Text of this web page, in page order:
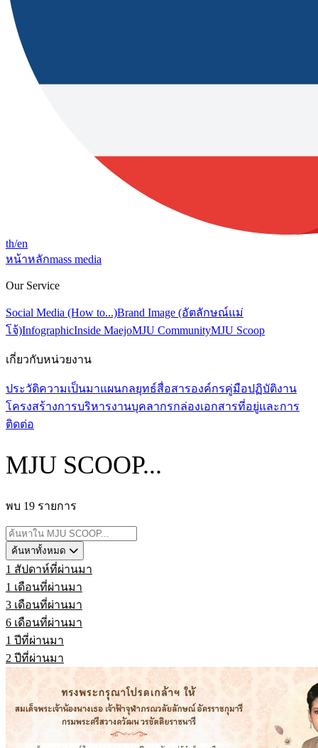
th/en
หน้าหลักmass media
Our Service
Social Media (How to...)Brand Image (อัตลักษณ์แม่
โจ้)InfographicInside MaejoMJU CommunityMJU Scoop
เกี่ยวกับหน่วยงาน
ประวัติความเป็นมาแผนกลยุทธ์สื่อสารองค์กรคู่มือปฏิบัติงาน
โครงสร้างการบริหารงานบุคลากรกล่องเอกสารที่อยู่และการ
ติดต่อ
MJU SCOOP...
พบ 19 รายการ
ค้นหาทั้งหมด
1 สัปดาห์ที่ผ่านมา
1 เดือนที่ผ่านมา
3 เดือนที่ผ่านมา
6 เดือนที่ผ่านมา
1 ปีที่ผ่านมา
2 ปีที่ผ่านมา